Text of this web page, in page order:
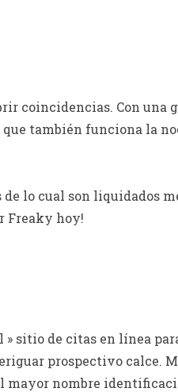
coincidencias. Con una
también funciona la
lo cual son liquidados
Freaky hoy!
sitio de citas en línea
prospectivo calce.
mayor nombre